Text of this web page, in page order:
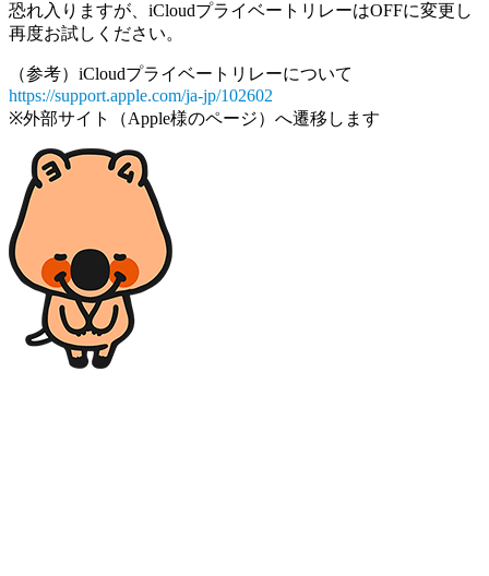
恐れ入りますが、iCloudプライベートリレーはOFFに変更し
再度お試しください。
（参考）iCloudプライベートリレーについて
https://support.apple.com/ja-jp/102602
※外部サイト（Apple様のページ）へ遷移します